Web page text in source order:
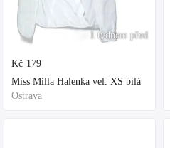
1 týdnem před
Kč 179
Miss Milla Halenka vel. XS bílá
Ostrava